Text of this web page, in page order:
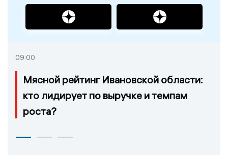
09:00
Мясной рейтинг Ивановской области:
кто лидирует по выручке и темпам
роста?